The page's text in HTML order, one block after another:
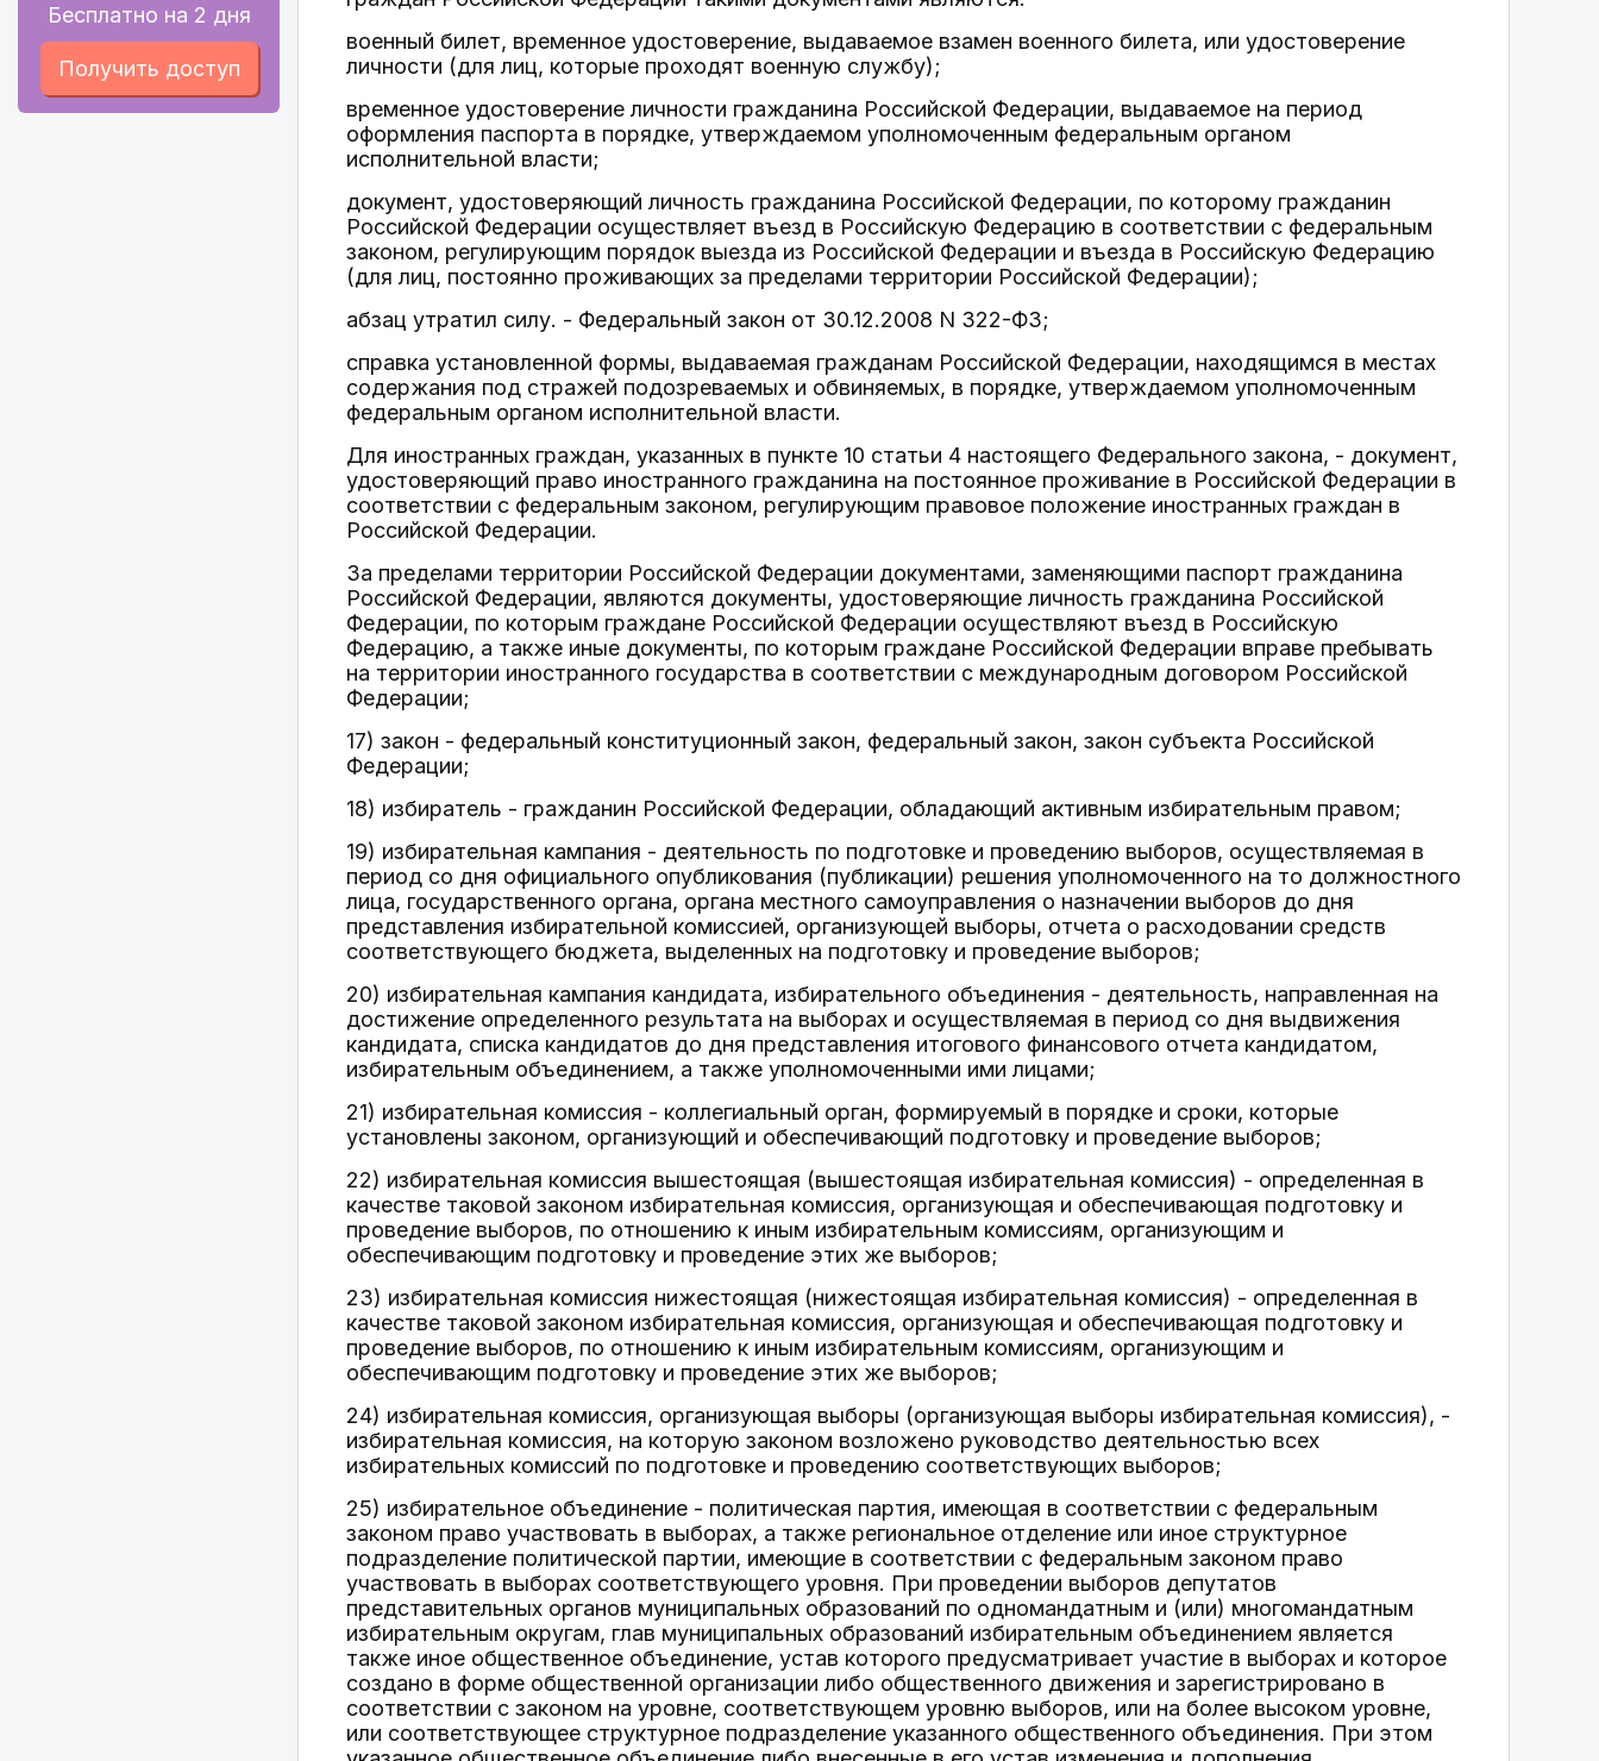
Бесплатно на 2 дня
Получить доступ
военный билет, временное удостоверение, выдаваемое взамен военного билета, или удостоверение
личности (для лиц, которые проходят военную службу);
временное удостоверение личности гражданина Российской Федерации, выдаваемое на период
оформления паспорта в порядке, утверждаемом уполномоченным федеральным органом
исполнительной власти;
документ, удостоверяющий личность гражданина Российской Федерации, по которому гражданин
Российской Федерации осуществляет въезд в Российскую Федерацию в соответствии с федеральным
законом, регулирующим порядок выезда из Российской Федерации и въезда в Российскую Федерацию
(для лиц, постоянно проживающих за пределами территории Российской Федерации);
абзац утратил силу. - Федеральный закон от 30.12.2008 N 322-ФЗ;
справка установленной формы, выдаваемая гражданам Российской Федерации, находящимся в местах
содержания под стражей подозреваемых и обвиняемых, в порядке, утверждаемом уполномоченным
федеральным органом исполнительной власти.
Для иностранных граждан, указанных в пункте 10 статьи 4 настоящего Федерального закона, - документ,
удостоверяющий право иностранного гражданина на постоянное проживание в Российской Федерации в
соответствии с федеральным законом, регулирующим правовое положение иностранных граждан в
Российской Федерации.
За пределами территории Российской Федерации документами, заменяющими паспорт гражданина
Российской Федерации, являются документы, удостоверяющие личность гражданина Российской
Федерации, по которым граждане Российской Федерации осуществляют въезд в Российскую
Федерацию, а также иные документы, по которым граждане Российской Федерации вправе пребывать
на территории иностранного государства в соответствии с международным договором Российской
Федерации;
17) закон - федеральный конституционный закон, федеральный закон, закон субъекта Российской
Федерации;
18) избиратель - гражданин Российской Федерации, обладающий активным избирательным правом;
19) избирательная кампания - деятельность по подготовке и проведению выборов, осуществляемая в
период со дня официального опубликования (публикации) решения уполномоченного на то должностного
лица, государственного органа, органа местного самоуправления о назначении выборов до дня
представления избирательной комиссией, организующей выборы, отчета о расходовании средств
соответствующего бюджета, выделенных на подготовку и проведение выборов;
20) избирательная кампания кандидата, избирательного объединения - деятельность, направленная на
достижение определенного результата на выборах и осуществляемая в период со дня выдвижения
кандидата, списка кандидатов до дня представления итогового финансового отчета кандидатом,
избирательным объединением, а также уполномоченными ими лицами;
21) избирательная комиссия - коллегиальный орган, формируемый в порядке и сроки, которые
установлены законом, организующий и обеспечивающий подготовку и проведение выборов;
22) избирательная комиссия вышестоящая (вышестоящая избирательная комиссия) - определенная в
качестве таковой законом избирательная комиссия, организующая и обеспечивающая подготовку и
проведение выборов, по отношению к иным избирательным комиссиям, организующим и
обеспечивающим подготовку и проведение этих же выборов;
23) избирательная комиссия нижестоящая (нижестоящая избирательная комиссия) - определенная в
качестве таковой законом избирательная комиссия, организующая и обеспечивающая подготовку и
проведение выборов, по отношению к иным избирательным комиссиям, организующим и
обеспечивающим подготовку и проведение этих же выборов;
24) избирательная комиссия, организующая выборы (организующая выборы избирательная комиссия), -
избирательная комиссия, на которую законом возложено руководство деятельностью всех
избирательных комиссий по подготовке и проведению соответствующих выборов;
25) избирательное объединение - политическая партия, имеющая в соответствии с федеральным
законом право участвовать в выборах, а также региональное отделение или иное структурное
подразделение политической партии, имеющие в соответствии с федеральным законом право
участвовать в выборах соответствующего уровня. При проведении выборов депутатов
представительных органов муниципальных образований по одномандатным и (или) многомандатным
избирательным округам, глав муниципальных образований избирательным объединением является
также иное общественное объединение, устав которого предусматривает участие в выборах и которое
создано в форме общественной организации либо общественного движения и зарегистрировано в
соответствии с законом на уровне, соответствующем уровню выборов, или на более высоком уровне,
или соответствующее структурное подразделение указанного общественного объединения. При этом